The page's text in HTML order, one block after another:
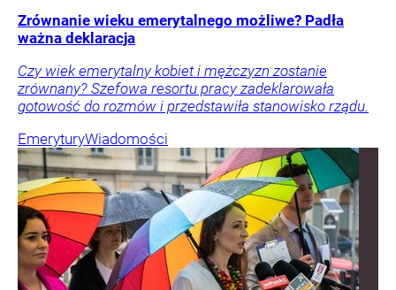
Zrównanie wieku emerytalnego możliwe? Padła
ważna deklaracja
Czy wiek emerytalny kobiet i mężczyzn zostanie
zrównany? Szefowa resortu pracy zadeklarowała
gotowość do rozmów i przedstawiła stanowisko rządu.
EmeryturyWiadomości